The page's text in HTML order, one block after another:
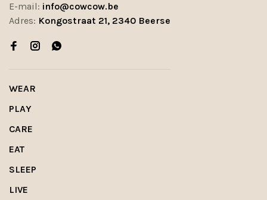
E-mail: info@cowcow.be
Adres: Kongostraat 21, 2340 Beerse
WEAR
PLAY
CARE
EAT
SLEEP
LIVE